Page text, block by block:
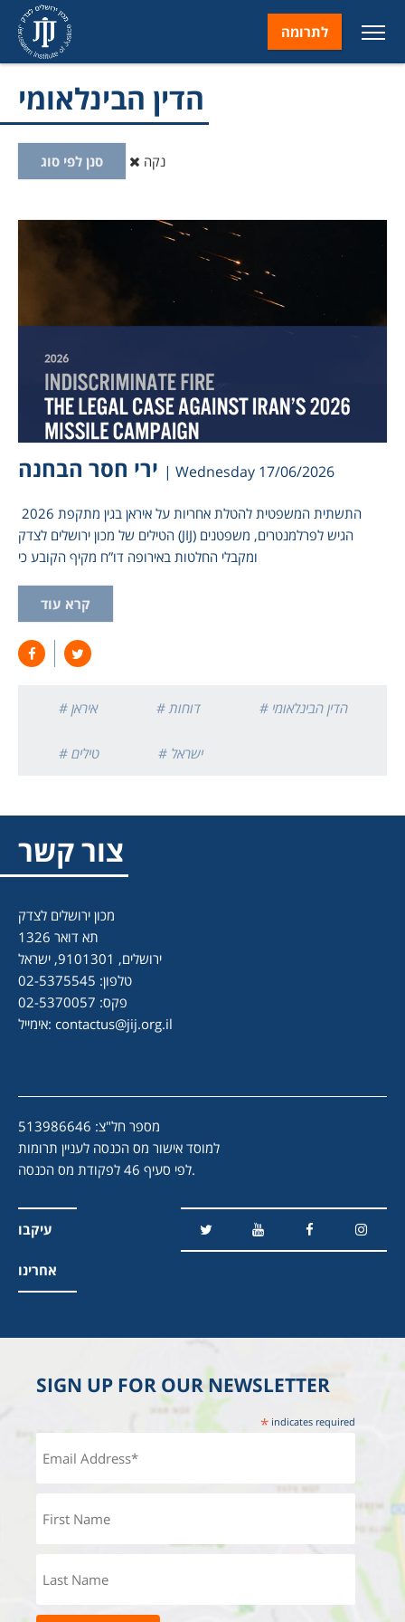
לתרומה
הדין הבינלאומי
סנן לפי סוג נקה
ירי חסר הבחנה | Wednesday 17/06/2026
2026 התשתית המשפטית להטלת אחריות על איראן בגין מתקפת
הטילים של מכון ירושלים לצדק (JIJ) הגיש לפרלמנטרים, משפטנים
ומקבלי החלטות באירופה דו”ח מקיף הקובע כי
קרא עוד
# איראן # דוחות # הדין הבינלאומי
# טילים # ישראל
צור קשר
מכון ירושלים לצדק
תא דואר 1326
ירושלים, 9101301, ישראל
טלפון: 02-5375545
פקס: 02-5370057
אימייל: contactus@jij.org.il
מספר חל"צ: 513986646
למוסד אישור מס הכנסה לעניין תרומות
לפי סעיף 46 לפקודת מס הכנסה.
עיקבו
אחרינו
SIGN UP FOR OUR NEWSLETTER
* indicates required